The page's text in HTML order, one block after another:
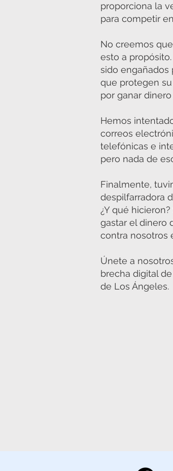
proporciona la
para competir
No creemos
esto a
sido engañados
que protegen
por ganar
Hemos
correos
telefónicas e
pero nada de
Finalmente,
despilfarradora
¿Y qué
gastar el dinero
contra nosotros
Únete a
brecha digital
de Los Ángeles.